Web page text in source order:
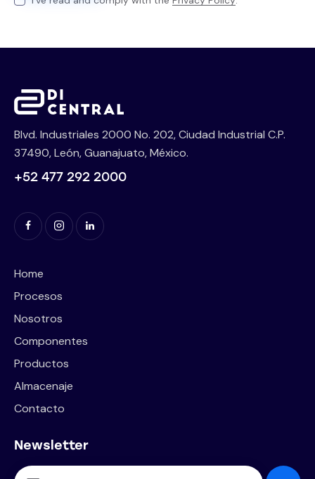
Blvd. Industriales 2000 No. 202, Ciudad Industrial C.P.
37490, León, Guanajuato, México.
+52 477 292 2000
Home
Procesos
Nosotros
Componentes
Productos
Almacenaje
Contacto
Newsletter